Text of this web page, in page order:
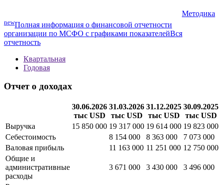
Методика
newПолная информация о финансовой отчетности
организации по МСФО с графиками показателейВся
отчетность
Квартальная
Годовая
Отчет о доходах
30.06.2026
тыс USD
31.03.2026
тыс USD
31.12.2025
тыс USD
30.09.2025
тыс USD
Выручка
15 850 000 19 317 000 19 614 000 19 823 000
Себестоимость
8 154 000 8 363 000
7 073 000
Валовая прибыль
11 163 000 11 251 000 12 750 000
Общие и
административные
расходы
3 671 000 3 430 000 3 496 000